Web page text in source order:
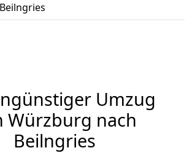
Umzug
Würzburg nach
Beilngries